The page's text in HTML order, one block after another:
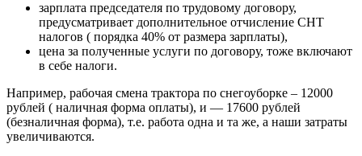
зарплата председателя по трудовому договору,
предусматривает дополнительное отчисление СНТ
налогов ( порядка 40% от размера зарплаты),
цена за полученные услуги по договору, тоже включают
в себе налоги.
Например, рабочая смена трактора по снегоуборке – 12000
рублей ( наличная форма оплаты), и — 17600 рублей
(безналичная форма), т.е. работа одна и та же, а наши затраты
увеличиваются.